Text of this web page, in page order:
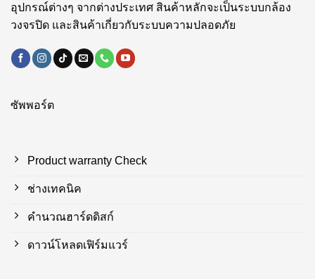
อุปกรณ์ต่างๆ จากต่างประเทศ สินค้าหลักจะเป็นระบบกล้อง
วงจรปิด และสินค้าเกี่ยวกับระบบความปลอดภัย
ซัพพอร์ต
Product warranty Check
ช่างเทคนิค
คำนวณฮาร์ดดิสก์
ดาวน์โหลดเฟิร์มแวร์